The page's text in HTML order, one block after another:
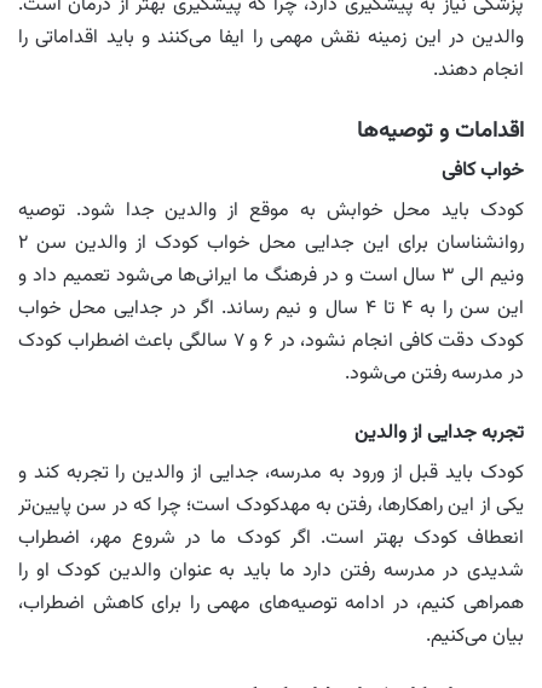
والدین در این زمینه نقش مهمی را ایفا می‌کنند و باید اقداماتی را
انجام دهند.
اقدامات و توصیه‌ها
خواب کافی
کودک باید محل خوابش به موقع از والدین جدا شود. توصیه
روانشناسان برای این جدایی محل خواب کودک از والدین سن ۲
ونیم الی ۳ سال است و در فرهنگ ما ایرانی‌ها می‌شود تعمیم داد و
این سن را به ۴ تا ۴ سال و نیم رساند. اگر در جدایی محل خواب
کودک دقت کافی انجام نشود، در ۶ و ۷ سالگی باعث اضطراب کودک
در مدرسه رفتن می‌شود.
تجربه جدایی از والدین
کودک باید قبل از ورود به مدرسه، جدایی از والدین را تجربه کند و
یکی از این راهکارها، رفتن به مهدکودک است؛ چرا که در سن پایین‌تر
انعطاف کودک بهتر است. اگر کودک ما در شروع مهر، اضطراب
شدیدی در مدرسه رفتن دارد ما باید به عنوان والدین کودک او را
همراهی کنیم، در ادامه توصیه‌های مهمی را برای کاهش اضطراب،
بیان می‌کنیم.